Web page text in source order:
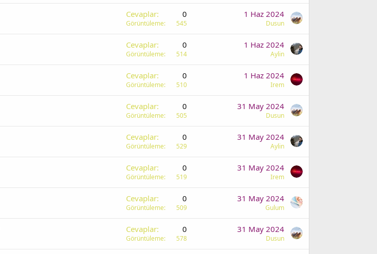
Cevaplar 0
Görüntüleme 545
1 Haz 2024
Dusun
Cevaplar 0
Görüntüleme 514
1 Haz 2024
Aylin
Cevaplar 0
Görüntüleme 510
1 Haz 2024
Irem
Cevaplar 0
Görüntüleme 505
31 May 2024
Dusun
Cevaplar 0
Görüntüleme 529
31 May 2024
Aylin
Cevaplar 0
Görüntüleme 519
31 May 2024
Irem
Cevaplar 0
Görüntüleme 509
31 May 2024
Gulum
Cevaplar 0
Görüntüleme 578
31 May 2024
Dusun